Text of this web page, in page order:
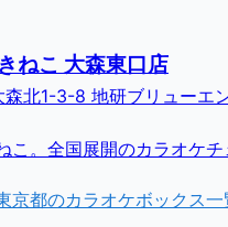
ねこ 大森東口店
森北1-3-8 地研ブリューエ
こ。全国展開のカラオケ
京都のカラオケボックス一